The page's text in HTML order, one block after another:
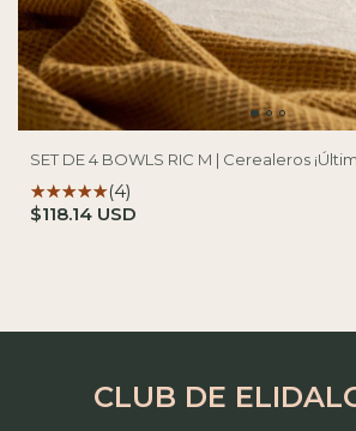
SET DE 4 BOWLS RIC M | Cerealeros
(4)
$118.14 USD
CLUB DE